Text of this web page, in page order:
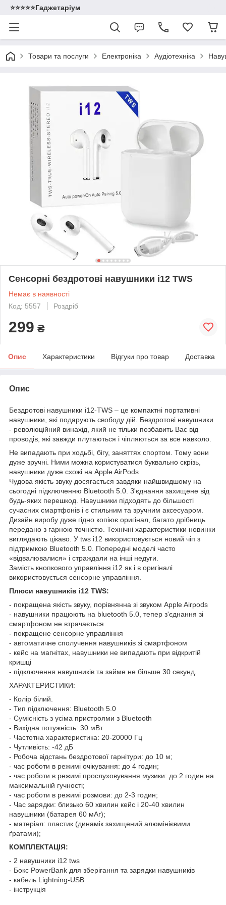
⭐️⭐️⭐️⭐️⭐️Гаджетаріум
Товари та послуги Електроніка Аудіотехніка
Сенсорні бездротові навушники i12 TWS
Немає в наявності
Код: 5557
Роздріб
299 ₴
Опис Характеристики Відгуки про товар Доставка
Опис
Бездротові навушники i12-TWS – це компактні портативні
навушники, які подарують свободу дій. Бездротові навушники
- революційний винахід, який не тільки позбавить Вас від
проводів, які завжди плутаються і чіпляються за все навколо.
Не випадають при ходьбі, бігу, заняттях спортом. Тому вони
дуже зручні. Ними можна користуватися буквально скрізь,
навушники дуже схожі на Apple AirPods
Чудова якість звуку досягається завдяки найшвидшому на
сьогодні підключенню Bluetooth 5.0. З'єднання захищене від
будь-яких перешкод. Навушники підходять до більшості
сучасних смартфонів і є стильним та зручним аксесуаром.
Дизайн виробу дуже гідно копіює оригінал, багато дрібниць
передано з гарною точністю. Технічні характеристики новинки
виглядають цікаво. У tws i12 використовується новий чіп з
підтримкою Bluetooth 5.0. Попередні моделі часто
«відвалювалися» і страждали на інші недуги.
Замість кнопкового управління i12 як і в оригіналі
використовується сенсорне управління.
Плюси навушників i12 TWS:
- покращена якість звуку, порівнянна зі звуком Apple Airpods
- навушники працюють на bluetooth 5.0, тепер з'єднання зі
смартфоном не втрачається
- покращене сенсорне управління
- автоматичне сполучення навушників зі смартфоном
- кейс на магнітах, навушники не випадають при відкритій
кришці
- підключення навушників та займе не більше 30 секунд.
ХАРАКТЕРИСТИКИ:
- Колір білий.
- Тип підключення: Bluetooth 5.0
- Сумісність з усіма пристроями з Bluetooth
- Вихідна потужність: 30 мВт
- Частотна характеристика: 20-20000 Гц
- Чутливість: -42 дБ
- Робоча відстань бездротової гарнітури: до 10 м;
- час роботи в режимі очікування: до 4 годин;
- час роботи в режимі прослуховування музики: до 2 годин на
максимальній гучності;
- час роботи в режимі розмови: до 2-3 годин;
- Час зарядки: близько 60 хвилин кейс і 20-40 хвилин
навушники (батарея 60 мАг);
- матеріал: пластик (динамік захищений алюмінієвими
ґратами);
КОМПЛЕКТАЦІЯ:
- 2 навушники i12 tws
- Бокс PowerBank для зберігання та зарядки навушників
- кабель Lightning-USB
- інструкція